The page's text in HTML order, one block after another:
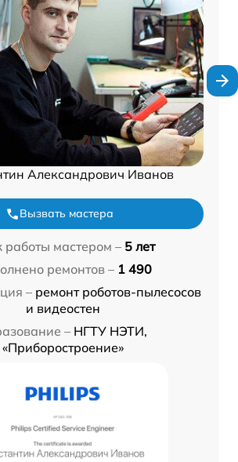
Александрович Иванов
Вызвать мастера
работы мастером – 5 лет
ремонтов – 1 490
– ремонт роботов-пылесосов
и видеостен
– НГТУ НЭТИ,
«Приборостроение»